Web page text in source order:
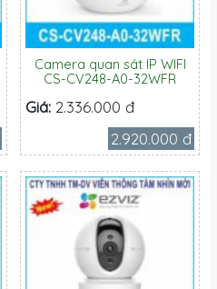
Camera quan sát IP WIFI
CS-CV248-A0-32WFR
Giá: 2.336.000 đ
2.920.000 đ